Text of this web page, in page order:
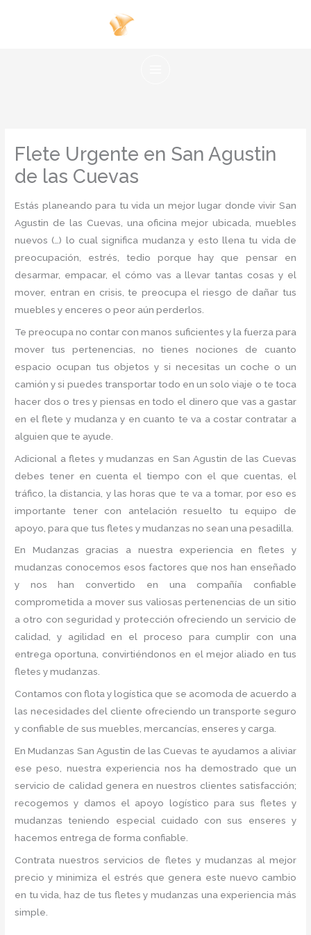
Flete Urgente en San Agustin
de las Cuevas
Estás planeando para tu vida un mejor lugar donde vivir San
Agustin de las Cuevas, una oficina mejor ubicada, muebles
nuevos (…) lo cual significa mudanza y esto llena tu vida de
preocupación, estrés, tedio porque hay que pensar en
desarmar, empacar, el cómo vas a llevar tantas cosas y el
mover, entran en crisis, te preocupa el riesgo de dañar tus
muebles y enceres o peor aún perderlos.
Te preocupa no contar con manos suficientes y la fuerza para
mover tus pertenencias, no tienes nociones de cuanto
espacio ocupan tus objetos y si necesitas un coche o un
camión y si puedes transportar todo en un solo viaje o te toca
hacer dos o tres y piensas en todo el dinero que vas a gastar
en el flete y mudanza y en cuanto te va a costar contratar a
alguien que te ayude.
Adicional a fletes y mudanzas en San Agustin de las Cuevas
debes tener en cuenta el tiempo con el que cuentas, el
tráfico, la distancia, y las horas que te va a tomar, por eso es
importante tener con antelación resuelto tu equipo de
apoyo, para que tus fletes y mudanzas no sean una pesadilla.
En Mudanzas gracias a nuestra experiencia en fletes y
mudanzas conocemos esos factores que nos han enseñado
y nos han convertido en una compañía confiable
comprometida a mover sus valiosas pertenencias de un sitio
a otro con seguridad y protección ofreciendo un servicio de
calidad, y agilidad en el proceso para cumplir con una
entrega oportuna, convirtiéndonos en el mejor aliado en tus
fletes y mudanzas.
Contamos con flota y logística que se acomoda de acuerdo a
las necesidades del cliente ofreciendo un transporte seguro
y confiable de sus muebles, mercancías, enseres y carga.
En Mudanzas San Agustin de las Cuevas te ayudamos a aliviar
ese peso, nuestra experiencia nos ha demostrado que un
servicio de calidad genera en nuestros clientes satisfacción;
recogemos y damos el apoyo logístico para sus fletes y
mudanzas teniendo especial cuidado con sus enseres y
hacemos entrega de forma confiable.
Contrata nuestros servicios de fletes y mudanzas al mejor
precio y minimiza el estrés que genera este nuevo cambio
en tu vida, haz de tus fletes y mudanzas una experiencia más
simple.